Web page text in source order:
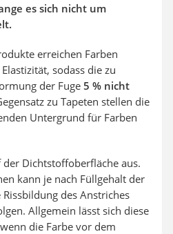
es sich nicht um
erreichen Farben
sodass die zu
der Fuge 5 % nicht
zu Tapeten stellen die
Untergrund für Farben
Dichtstoffoberfläche aus.
kann je nach Füllgehalt der
des Anstriches
Allgemein lässt sich diese
die Farbe vor dem